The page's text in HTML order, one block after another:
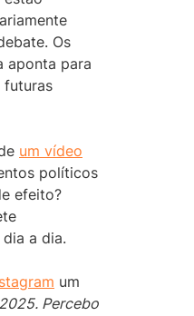
Os
aponta para
futuras
um vídeo
políticos
efeito?
a dia.
um
Percebo